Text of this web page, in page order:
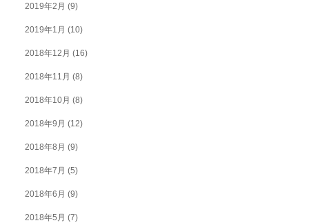
2019年2月 (9)
2019年1月 (10)
2018年12月 (16)
2018年11月 (8)
2018年10月 (8)
2018年9月 (12)
2018年8月 (9)
2018年7月 (5)
2018年6月 (9)
2018年5月 (7)